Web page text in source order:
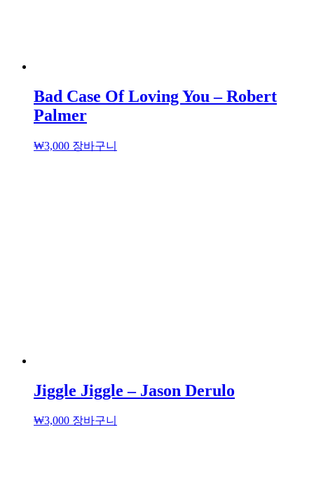
Bad Case Of Loving You – Robert
Palmer
₩3,000 장바구니
Jiggle Jiggle – Jason Derulo
₩3,000 장바구니